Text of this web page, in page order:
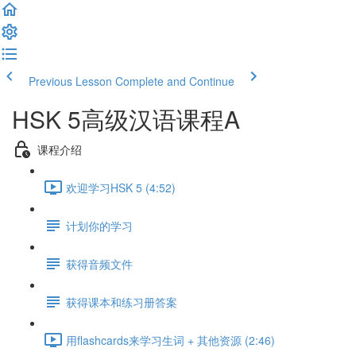
Previous Lesson Complete and Continue
HSK 5高级汉语课程A
课程介绍
欢迎学习HSK 5 (4:52)
计划你的学习
获得音频文件
获得课本和练习册答案
用flashcards来学习生词 + 其他资源 (2:46)